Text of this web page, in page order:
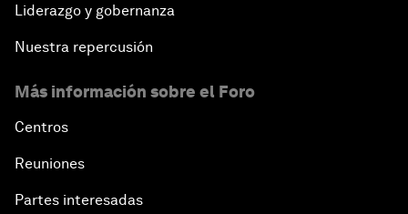
Liderazgo y gobernanza
Nuestra repercusión
Más información sobre el Foro
Centros
Reuniones
Partes interesadas